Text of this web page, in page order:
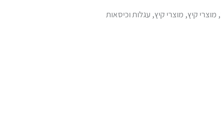
, מוצרי קיץ, מוצרי קיץ, עגלות וכיסאות